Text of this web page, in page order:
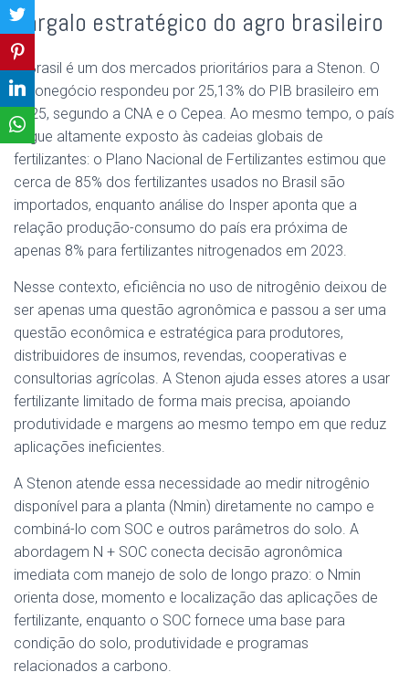
gargalo estratégico do agro brasileiro
O Brasil é um dos mercados prioritários para a Stenon. O
agronegócio respondeu por 25,13% do PIB brasileiro em
2025, segundo a CNA e o Cepea. Ao mesmo tempo, o país
segue altamente exposto às cadeias globais de
fertilizantes: o Plano Nacional de Fertilizantes estimou que
cerca de 85% dos fertilizantes usados no Brasil são
importados, enquanto análise do Insper aponta que a
relação produção-consumo do país era próxima de
apenas 8% para fertilizantes nitrogenados em 2023.
Nesse contexto, eficiência no uso de nitrogênio deixou de
ser apenas uma questão agronômica e passou a ser uma
questão econômica e estratégica para produtores,
distribuidores de insumos, revendas, cooperativas e
consultorias agrícolas. A Stenon ajuda esses atores a usar
fertilizante limitado de forma mais precisa, apoiando
produtividade e margens ao mesmo tempo em que reduz
aplicações ineficientes.
A Stenon atende essa necessidade ao medir nitrogênio
disponível para a planta (Nmin) diretamente no campo e
combiná-lo com SOC e outros parâmetros do solo. A
abordagem N + SOC conecta decisão agronômica
imediata com manejo de solo de longo prazo: o Nmin
orienta dose, momento e localização das aplicações de
fertilizante, enquanto o SOC fornece uma base para
condição do solo, produtividade e programas
relacionados a carbono.